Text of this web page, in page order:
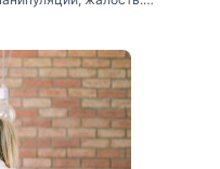
слез, помогут советы